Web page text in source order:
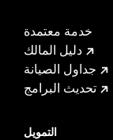
خدمة معتمدة
دليل المالك
جداول الصيانة
تحديث البرامج
التمويل